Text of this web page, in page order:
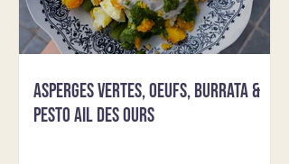
Asperges vertes, oeufs, burrata &
pesto ail des ours